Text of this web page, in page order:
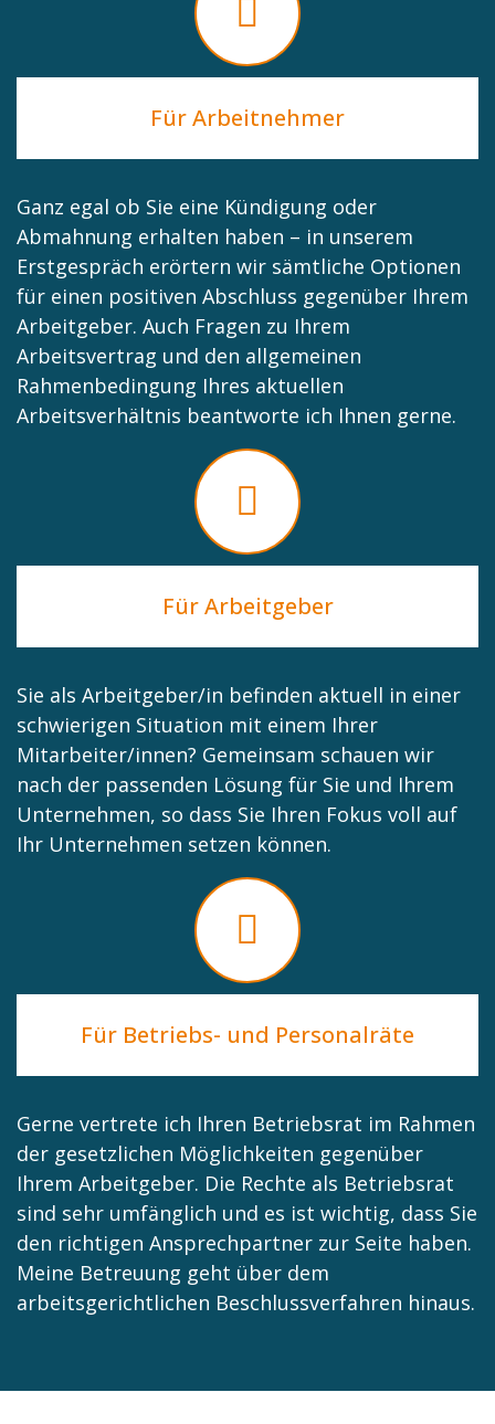
Für Arbeitnehmer
Ganz egal ob Sie eine Kündigung oder
Abmahnung erhalten haben – in unserem
Erstgespräch erörtern wir sämtliche Optionen
für einen positiven Abschluss gegenüber Ihrem
Arbeitgeber. Auch Fragen zu Ihrem
Arbeitsvertrag und den allgemeinen
Rahmenbedingung Ihres aktuellen
Arbeitsverhältnis beantworte ich Ihnen gerne.
Für Arbeitgeber
Sie als Arbeitgeber/in befinden aktuell in einer
schwierigen Situation mit einem Ihrer
Mitarbeiter/innen? Gemeinsam schauen wir
nach der passenden Lösung für Sie und Ihrem
Unternehmen, so dass Sie Ihren Fokus voll auf
Ihr Unternehmen setzen können.
Für Betriebs- und Personalräte
Gerne vertrete ich Ihren Betriebsrat im Rahmen
der gesetzlichen Möglichkeiten gegenüber
Ihrem Arbeitgeber. Die Rechte als Betriebsrat
sind sehr umfänglich und es ist wichtig, dass Sie
den richtigen Ansprechpartner zur Seite haben.
Meine Betreuung geht über dem
arbeitsgerichtlichen Beschlussverfahren hinaus.